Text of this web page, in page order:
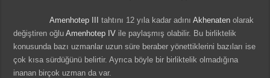
Amenhotep III tahtını 12 yıla kadar adınıAkhenaten olarak
değiştiren oğluAmenhotep IV ile paylaşmış olabilir. Bu birliktelik
konusunda bazı uzmanlar uzun süre beraber yönettiklerini bazıları ise
çok kısa sürdüğünü belirtir. Ayrıca böyle bir birliktelik olmadığına
inanan birçok uzman da var.